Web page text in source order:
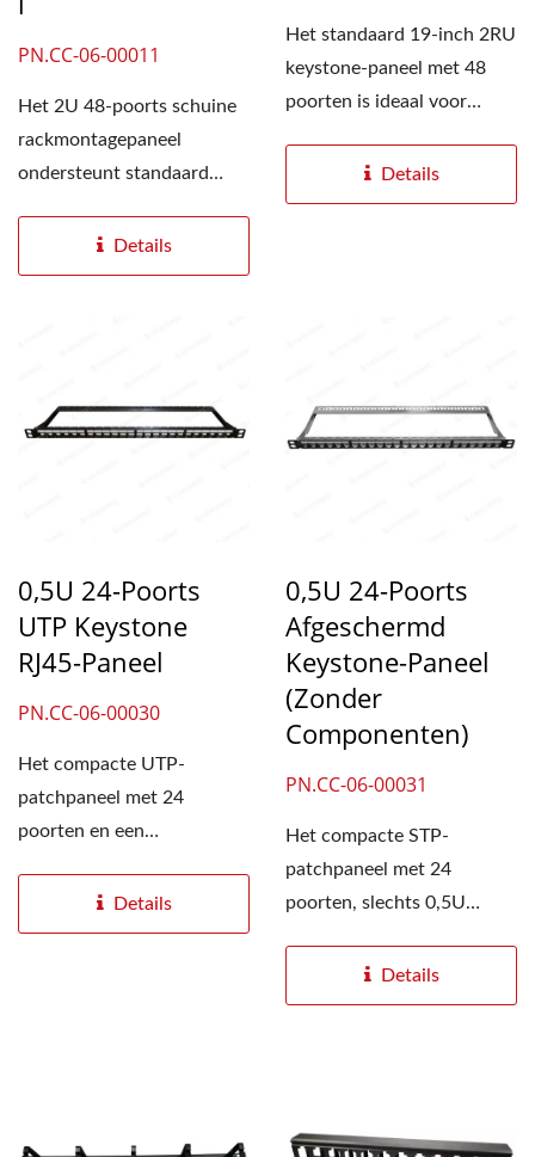
PN.CC-06-00011
Het 2U 48-poorts schuine
rackmontagepaneel
ondersteunt standaard
ethernetconnectoren...
Details
Het standaard 19-inch 2RU
keystone-paneel met 48
poorten is ideaal voor
Details
0,5U 24-Poorts
UTP Keystone
RJ45-Paneel
PN.CC-06-00030
Het compacte UTP-
patchpaneel met 24
poorten en een
slechts 0,5U is
ontworpen...
Details
0,5U 24-Poorts
Afgeschermd
Keystone-Paneel
(zonder
Componenten)
PN.CC-06-00031
Het compacte STP-
patchpaneel met 24
poorten, slechts 0,5U
labelidentificatie,...
Details